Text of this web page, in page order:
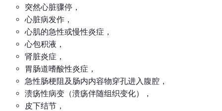
突然心脏骤停，
心脏病发作，
心肌的急性或慢性炎症，
心包积液，
肾脏炎症，
胃肠道嗜酸性炎症，
急性肠梗阻及肠内内容物穿孔进入腹腔，
溃疡性病变（溃疡伴随组织变化），
皮下结节，